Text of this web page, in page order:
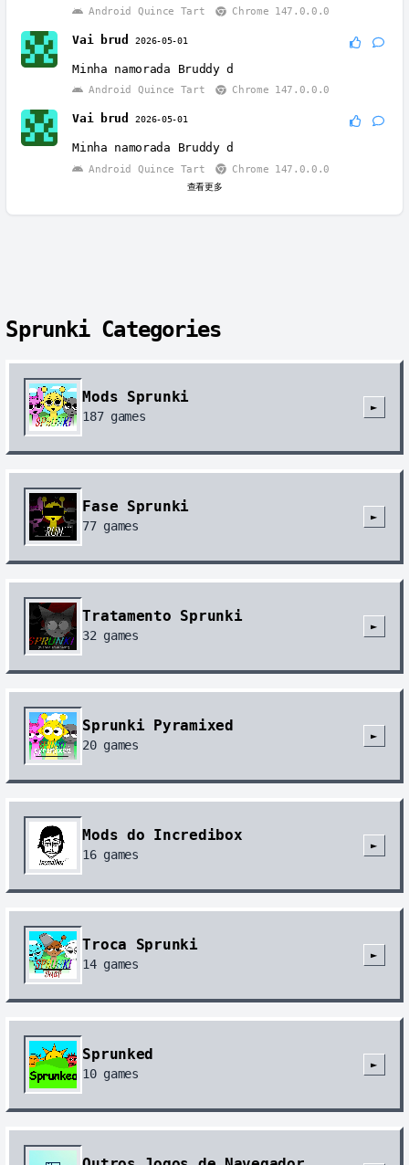
Android Quince Tart Chrome 147.0.0.0
Vai brud 2026-05-01
Minha namorada Bruddy d
Android Quince Tart Chrome 147.0.0.0
Vai brud 2026-05-01
Minha namorada Bruddy d
Android Quince Tart Chrome 147.0.0.0
查看更多
Sprunki Categories
Mods Sprunki
187games
►
Fase Sprunki
77games
►
Tratamento Sprunki
32 games
►
Sprunki Pyramixed
20games
►
Mods do Incredibox
16games
►
Troca Sprunki
14games
►
Sprunked
10games
►